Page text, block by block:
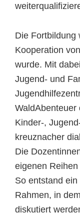
Die Fortbildung
Kooperation
wurde. Mit
Jugend- und
WaldAbenteuer
Kinder-,
kreuznacher
Die
eigenen
So entstand
Rahmen, in
diskutiert